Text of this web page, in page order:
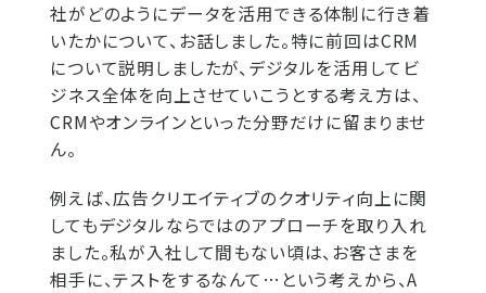
社がどのようにデータを活用できる体制に行き着
いたかについて、お話しました。特に前回はCRM
について説明しましたが、デジタルを活用してビ
ジネス全体を向上させていこうとする考え方は、
CRMやオンラインといった分野だけに留まりませ
ん。
例えば、広告クリエイティブのクオリティ向上に関
してもデジタルならではのアプローチを取り入れ
ました。私が入社して間もない頃は、お客さまを
相手に、テストをするなんて…という考えから、A